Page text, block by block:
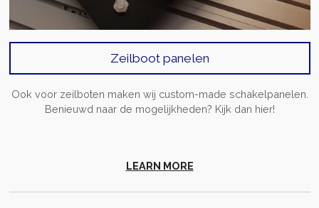
Zeilboot panelen
Ook voor zeilboten maken wij custom-made schakelpanelen.
Benieuwd naar de mogelijkheden? Kijk dan hier!
LEARN MORE